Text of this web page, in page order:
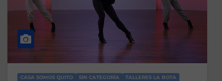
CASA SOMOS QUITO SIN CATEGORÍA TALLERES LA BOTA